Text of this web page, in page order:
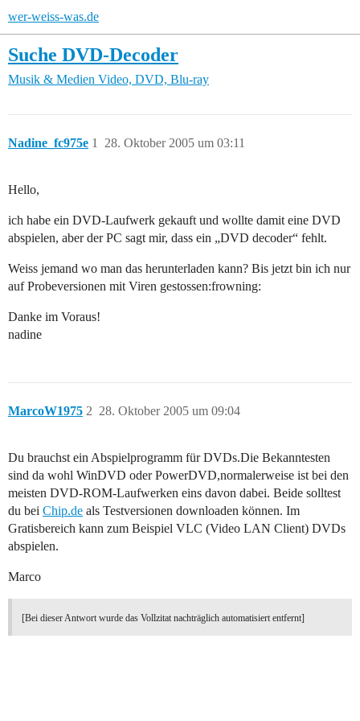
wer-weiss-was.de
Suche DVD-Decoder
Musik & Medien Video, DVD, Blu-ray
Nadine_fc975e 28. Oktober 2005 um 03:11
1
Hello,
ich habe ein DVD-Laufwerk gekauft und wollte damit eine DVD
abspielen, aber der PC sagt mir, dass ein „DVD decoder“ fehlt.
Weiss jemand wo man das herunterladen kann? Bis jetzt bin ich nur
auf Probeversionen mit Viren gestossen:frowning:
Danke im Voraus!
nadine
MarcoW1975 28. Oktober 2005 um 09:04
2
Du brauchst ein Abspielprogramm für DVDs.Die Bekanntesten
sind da wohl WinDVD oder PowerDVD,normalerweise ist bei den
meisten DVD-ROM-Laufwerken eins davon dabei. Beide solltest
du bei Chip.de als Testversionen downloaden können. Im
Gratisbereich kann zum Beispiel VLC (Video LAN Client) DVDs
abspielen.
Marco
[Bei dieser Antwort wurde das Vollzitat nachträglich automatisiert entfernt]